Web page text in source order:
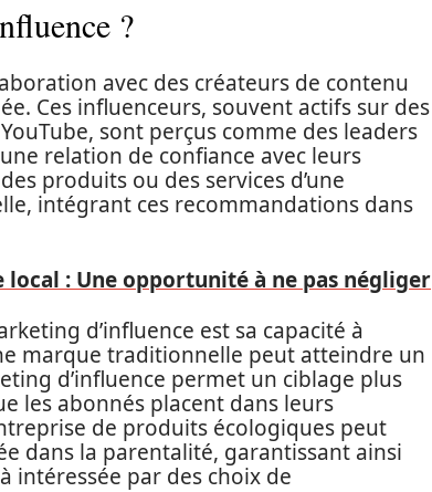
?
avec des créateurs de contenu
Ces influenceurs, souvent actifs sur des
sont perçus comme des leaders
relation de confiance avec leurs
produits ou des services d’une
intégrant ces recommandations dans
: Une opportunité à ne pas négliger
d’influence est sa capacité à
marque traditionnelle peut atteindre un
d’influence permet un ciblage plus
les abonnés placent dans leurs
de produits écologiques peut
dans la parentalité, garantissant ainsi
intéressée par des choix de